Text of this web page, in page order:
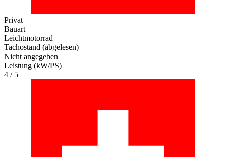
Privat
Bauart
Leichtmotorrad
Tachostand (abgelesen)
Nicht angegeben
Leistung (kW/PS)
4 / 5